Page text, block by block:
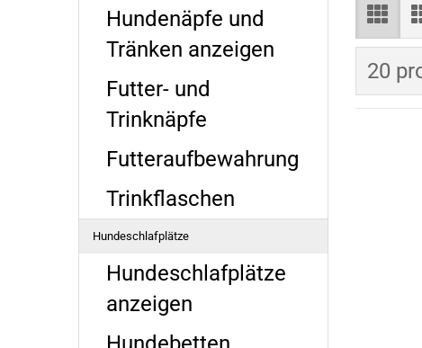
20
pro
Hundenäpfe und
Tränken anzeigen
Futter- und
Trinknäpfe
Futteraufbewahrung
Trinkflaschen
Hundeschlafplätze
Hundeschlafplätze
anzeigen